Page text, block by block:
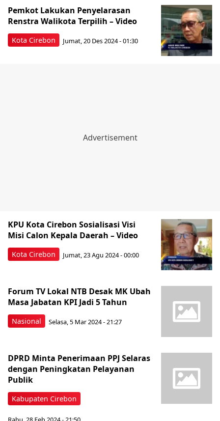
Kota Cirebon
Pemkot Lakukan Penyelarasan
Renstra Walikota Terpilih – Video
Jumat, 20 Des 2024 - 01:30
Kota Cirebon
KPU Kota Cirebon Sosialisasi Visi
Misi Calon Kepala Daerah – Video
Jumat, 23 Agu 2024 - 00:00
Nasional
Forum TV Lokal NTB Desak MK Ubah
Masa Jabatan KPI Jadi 5 Tahun
Selasa, 5 Mar 2024 - 21:27
Kabupaten Cirebon
DPRD Minta Penerimaan PPJ Selaras
dengan Peningkatan Pelayanan
Publik